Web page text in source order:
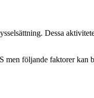
Dessa
men följande faktorer kan